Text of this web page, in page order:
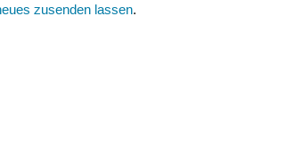
zusenden lassen.